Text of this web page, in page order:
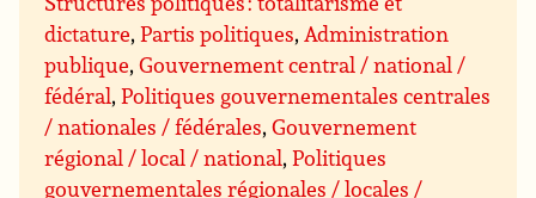
dictature,Partis politiques,Administration
publique,Gouvernement central / national /
fédéral,Politiques gouvernementales centrales
/ nationales / fédérales,Gouvernement
régional / local / national,Politiques
gouvernementales régionales / locales /